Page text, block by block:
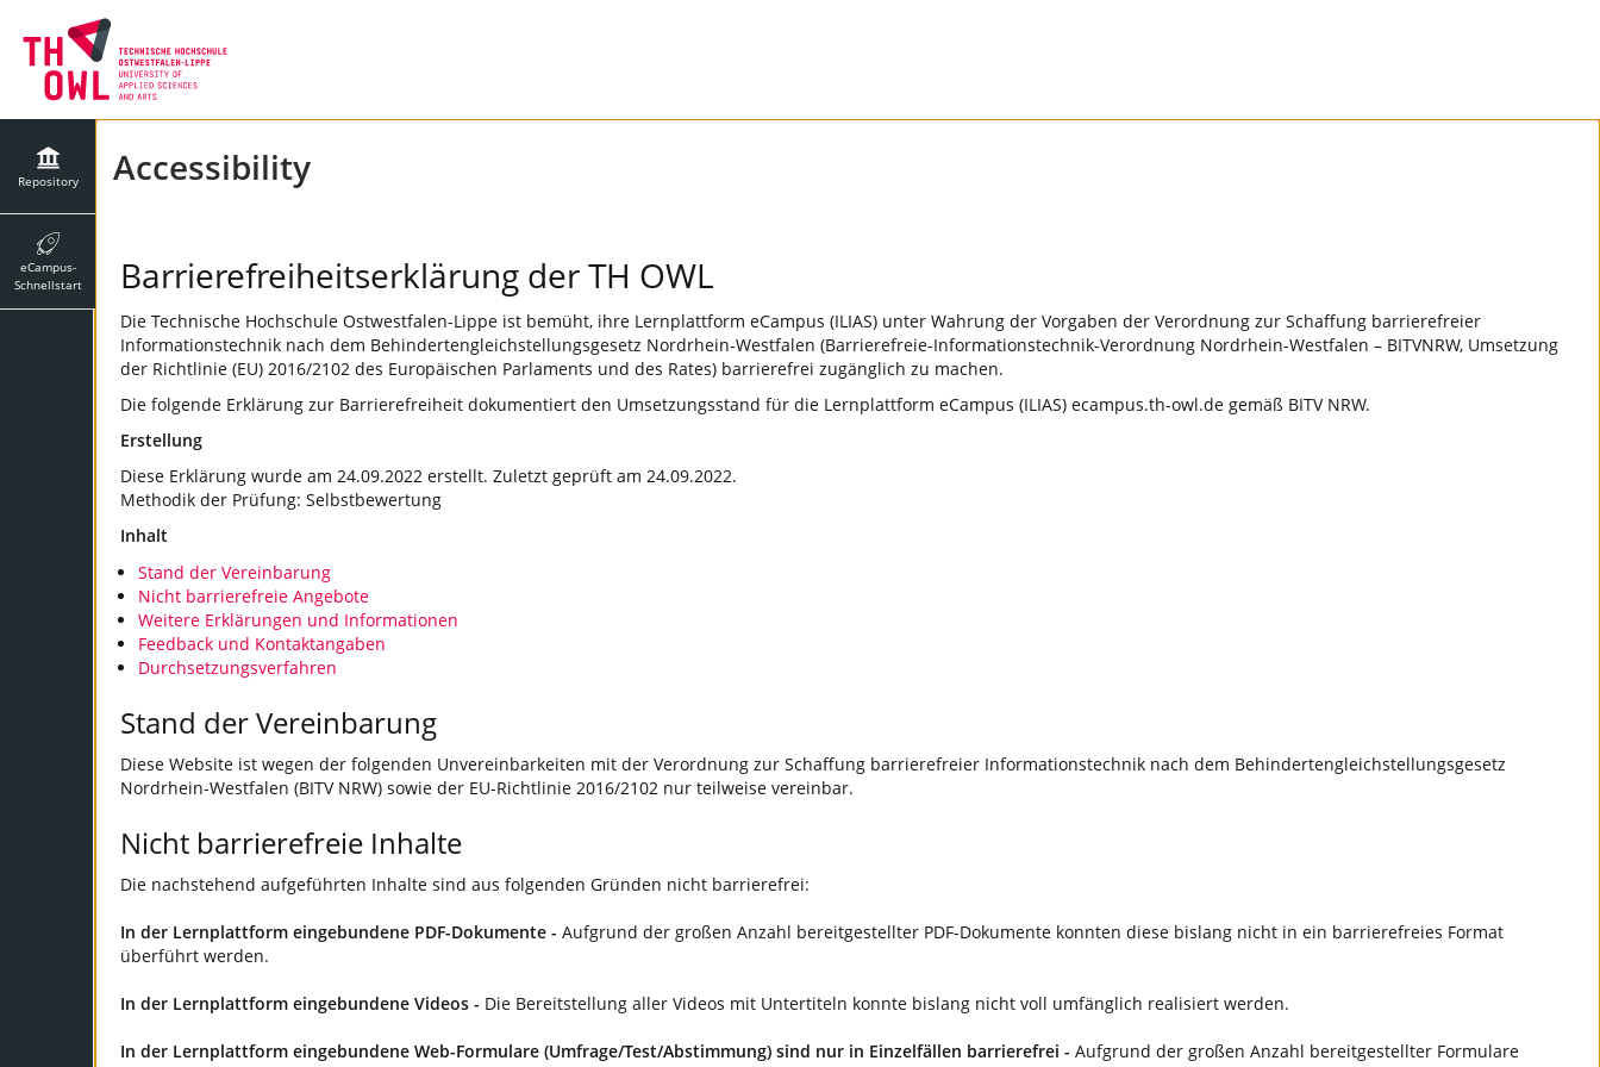
Repository
eCampus-
Schnellstart
Accessibility
Barrierefreiheitserklärung der TH OWL
Die Technische Hochschule Ostwestfalen-Lippe ist bemüht, ihre Lernplattform eCampus (ILIAS) unter Wahrung der Vorgaben der Verordnung zur Schaffung barrierefreier
Informationstechnik nach dem Behindertengleichstellungsgesetz Nordrhein-Westfalen (Barrierefreie-Informationstechnik-Verordnung Nordrhein-Westfalen – BITVNRW, Umsetzung
der Richtlinie (EU) 2016/2102 des Europäischen Parlaments und des Rates) barrierefrei zugänglich zu machen.
Die folgende Erklärung zur Barrierefreiheit dokumentiert den Umsetzungsstand für die Lernplattform eCampus (ILIAS) ecampus.th-owl.de gemäß BITV NRW.
Erstellung
Diese Erklärung wurde am 24.09.2022 erstellt. Zuletzt geprüft am 24.09.2022.
Methodik der Prüfung: Selbstbewertung
Inhalt
Stand der Vereinbarung
Nicht barrierefreie Angebote
Weitere Erklärungen und Informationen
Feedback und Kontaktangaben
Durchsetzungsverfahren
Stand der Vereinbarung
Diese Website ist wegen der folgenden Unvereinbarkeiten mit der Verordnung zur Schaffung barrierefreier Informationstechnik nach dem Behindertengleichstellungsgesetz
Nordrhein-Westfalen (BITV NRW) sowie der EU-Richtlinie 2016/2102 nur teilweise vereinbar.
Nicht barrierefreie Inhalte
Die nachstehend aufgeführten Inhalte sind aus folgenden Gründen nicht barrierefrei:
In der Lernplattform eingebundene PDF-Dokumente - Aufgrund der großen Anzahl bereitgestellter PDF-Dokumente konnten diese bislang nicht in ein barrierefreies Format
überführt werden.
In der Lernplattform eingebundene Videos - Die Bereitstellung aller Videos mit Untertiteln konnte bislang nicht voll umfänglich realisiert werden.
In der Lernplattform eingebundene Web-Formulare (Umfrage/Test/Abstimmung) sind nur in Einzelfällen barrierefrei - Aufgrund der großen Anzahl bereitgestellter Formulare